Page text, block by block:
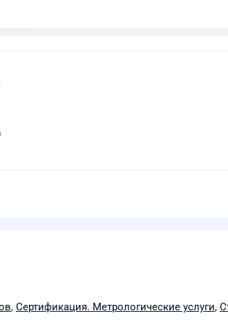
, Сертификация. Метрологические услуги,